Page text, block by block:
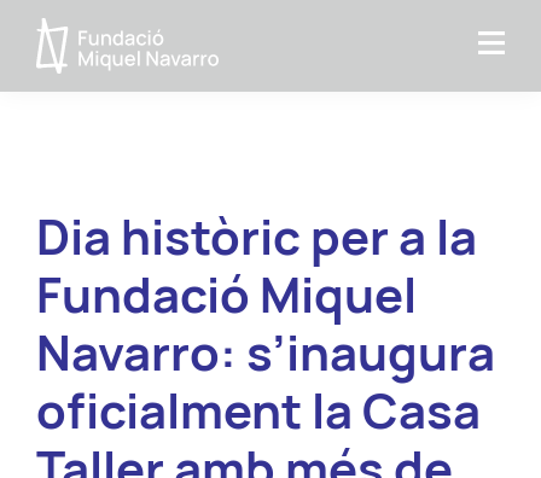
primary
mainFundacio
Dia històric per a la
Fundació Miquel
Navarro: s’inaugura
oficialment la Casa